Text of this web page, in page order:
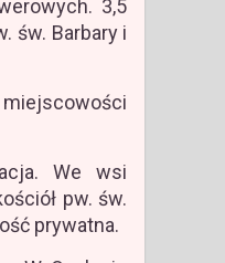
3,5
św. Barbary i
We wsi
pw. św.
prywatna.